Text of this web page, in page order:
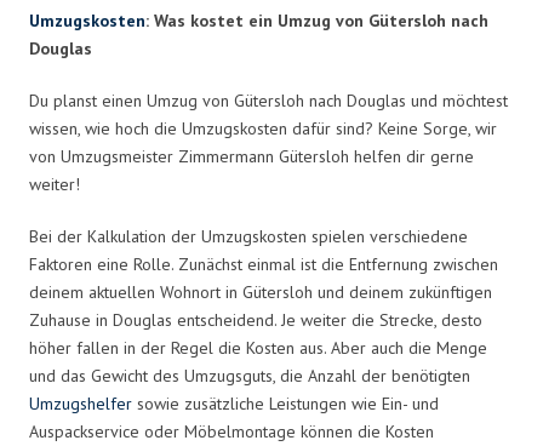
Umzugskosten: Was kostet ein Umzug von Gütersloh nach
Douglas
Du planst einen Umzug von Gütersloh nach Douglas und möchtest
wissen, wie hoch die Umzugskosten dafür sind? Keine Sorge, wir
von Umzugsmeister Zimmermann Gütersloh helfen dir gerne
weiter!
Bei der Kalkulation der Umzugskosten spielen verschiedene
Faktoren eine Rolle. Zunächst einmal ist die Entfernung zwischen
deinem aktuellen Wohnort in Gütersloh und deinem zukünftigen
Zuhause in Douglas entscheidend. Je weiter die Strecke, desto
höher fallen in der Regel die Kosten aus. Aber auch die Menge
und das Gewicht des Umzugsguts, die Anzahl der benötigten
Umzugshelfer sowie zusätzliche Leistungen wie Ein- und
Auspackservice oder Möbelmontage können die Kosten